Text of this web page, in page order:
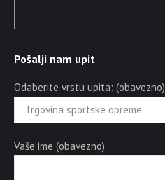
Pošalji nam upit
Odaberite vrstu upita: (obavezno)
Vaše ime (obavezno)